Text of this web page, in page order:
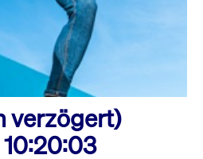
verzögert)